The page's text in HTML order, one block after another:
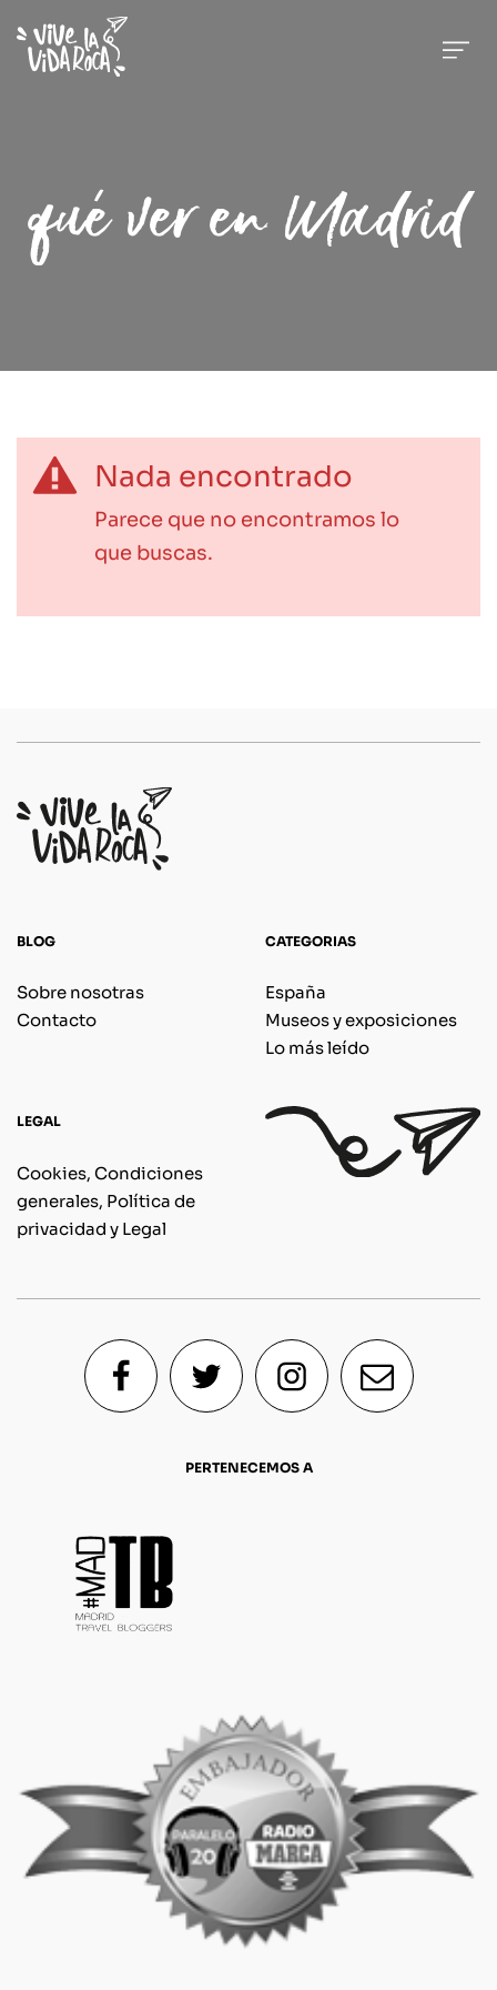
qué ver en Madrid
Nada encontrado
Parece que no encontramos lo
que buscas.
BLOG
Sobre nosotras
Contacto
CATEGORIAS
España
Museos y exposiciones
Lo más leído
LEGAL
Cookies, Condiciones
generales, Política de
privacidad y Legal
PERTENECEMOS A